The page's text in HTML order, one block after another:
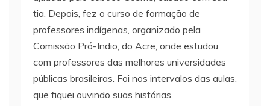
tia. Depois, fez o curso de formação de
professores indígenas, organizado pela
Comissão Pró-Indio, do Acre, onde estudou
com professores das melhores universidades
públicas brasileiras. Foi nos intervalos das aulas,
que fiquei ouvindo suas histórias,